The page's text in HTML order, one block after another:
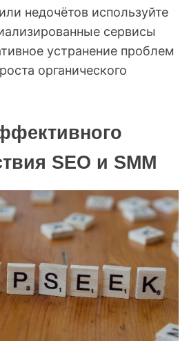
недочётов используйте
сервисы
устранение проблем
органического
SEO и SMM